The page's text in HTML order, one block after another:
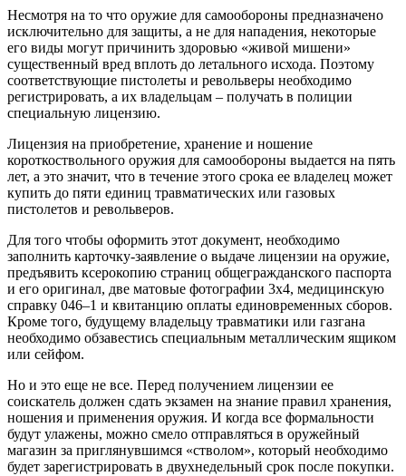
Несмотря на то что оружие для самообороны предназначено
исключительно для защиты, а не для нападения, некоторые
его виды могут причинить здоровью «живой мишени»
существенный вред вплоть до летального исхода. Поэтому
соответствующие пистолеты и револьверы необходимо
регистрировать, а их владельцам – получать в полиции
специальную лицензию.
Лицензия на приобретение, хранение и ношение
короткоствольного оружия для самообороны выдается на пять
лет, а это значит, что в течение этого срока ее владелец может
купить до пяти единиц травматических или газовых
пистолетов и револьверов.
Для того чтобы оформить этот документ, необходимо
заполнить карточку-заявление о выдаче лицензии на оружие,
предъявить ксерокопию страниц общегражданского паспорта
и его оригинал, две матовые фотографии 3x4, медицинскую
справку 046–1 и квитанцию оплаты единовременных сборов.
Кроме того, будущему владельцу травматики или газгана
необходимо обзавестись специальным металлическим ящиком
или сейфом.
Но и это еще не все. Перед получением лицензии ее
соискатель должен сдать экзамен на знание правил хранения,
ношения и применения оружия. И когда все формальности
будут улажены, можно смело отправляться в оружейный
магазин за приглянувшимся «стволом», который необходимо
будет зарегистрировать в двухнедельный срок после покупки.